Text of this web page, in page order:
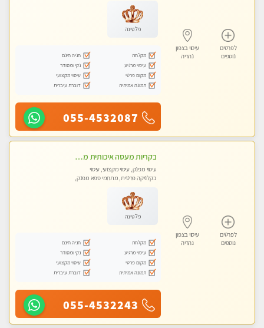
לפרטים
נוספים
עיסוי בצפון
נהריה
פלטינה
מקלחת
חניה חינם
עיסוי מרגיע
נקי ומסודר
מקום פרטי
עיסוי מקצועי
תמונה אמיתית
דוברת עיברית
055-4532087
לפרטים
נוספים
עיסוי בצפון
נהריה
בקריות מעסה איכותית מפנקת ומקצועית עיסוי חלומי ..... ללא מין !!
עיסוי מפנק, עיסוי מקצועי, עיסוי
בקלניקה פרטית, מתחמי ספא מפנק,
פלטינה
מקלחת
חניה חינם
עיסוי מרגיע
נקי ומסודר
מקום פרטי
עיסוי מקצועי
תמונה אמיתית
דוברת עיברית
055-4532243